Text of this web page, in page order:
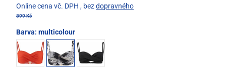
Online cena vč. DPH , bezdopravného
599 Kč
Barva: multicolour